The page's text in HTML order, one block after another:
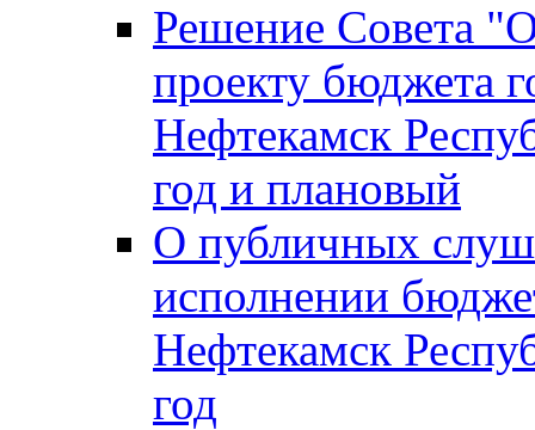
Решение Совета
проекту бюджета
Нефтекамск
год и плановый
О публичных
исполнении
Нефтекамск
год